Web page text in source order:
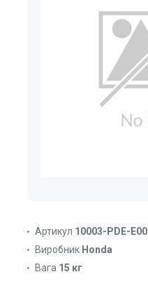
Артикул 10003-PDE-E00
Виробник Honda
Вага 15 кг